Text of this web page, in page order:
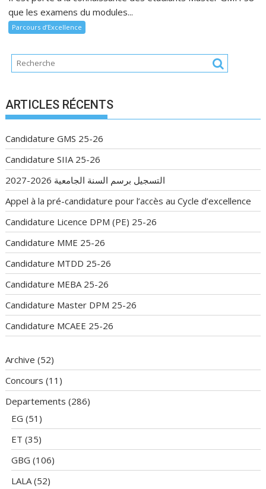
que les examens du modules...
Parcours d’Excellence
ARTICLES RÉCENTS
Candidature GMS 25-26
Candidature SIIA 25-26
التسجيل برسم السنة الجامعية 2026-2027
Appel à la pré-candidature pour l’accès au Cycle d’excellence
Candidature Licence DPM (PE) 25-26
Candidature MME 25-26
Candidature MTDD 25-26
Candidature MEBA 25-26
Candidature Master DPM 25-26
Candidature MCAEE 25-26
Archive (52)
Concours (11)
Departements (286)
EG (51)
ET (35)
GBG (106)
LALA(52)